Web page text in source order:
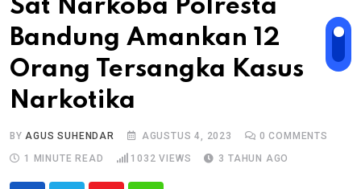
Sat Narkoba Polresta
Bandung Amankan 12
Orang Tersangka Kasus
Narkotika
BYAGUS SUHENDAR AGUSTUS 4, 2023 0 COMMENTS
1 MINUTE READ
1032 VIEWS 3 TAHUN AGO